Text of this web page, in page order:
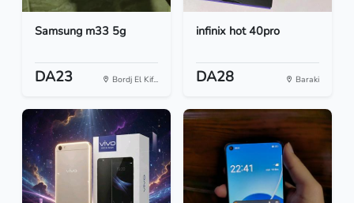
Samsung m33 5g
DA23 Bordj El Kif...
infinix hot 40pro
DA28 Baraki